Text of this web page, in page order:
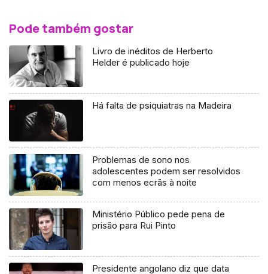
Pode também gostar
Livro de inéditos de Herberto
Helder é publicado hoje
Há falta de psiquiatras na Madeira
Problemas de sono nos
adolescentes podem ser resolvidos
com menos ecrãs à noite
Ministério Público pede pena de
prisão para Rui Pinto
Presidente angolano diz que data